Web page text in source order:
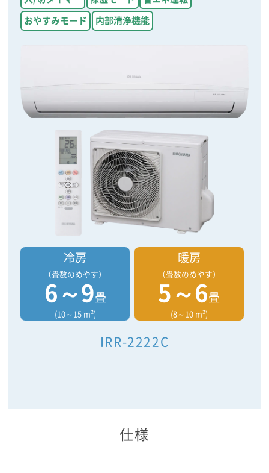
おやすみモード
内部清浄機能
冷房
（畳数のめやす）
6～9畳
(10～15 m²)
暖房
（畳数のめやす）
5～6畳
(8～10 m²)
IRR-2222C
仕様